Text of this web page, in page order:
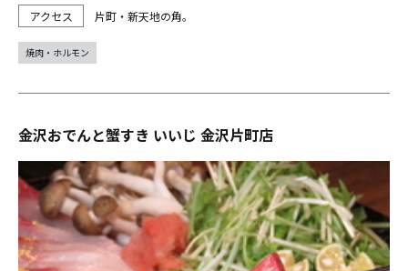
片町・新天地の角。
焼肉・ホルモン
金沢おでんと蟹すき いいじ 金沢片町店